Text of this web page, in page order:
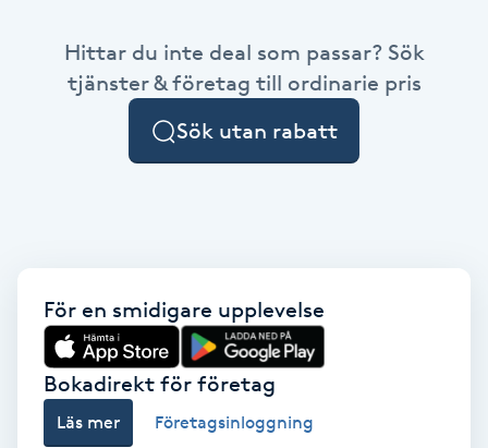
Nagelförlängning
Nagelförlängning glasfiber
Nagelförlängning silke
Hittar du inte deal som passar? Sök
tjänster & företag till ordinarie pris
Sök utan rabatt
För en smidigare upplevelse
Bokadirekt för företag
Läs mer Företagsinloggning